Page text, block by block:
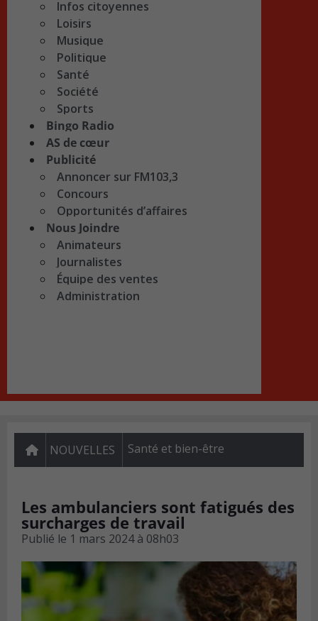
Infos citoyennes
Loisirs
Musique
Politique
Santé
Société
Sports
Bingo Radio
AS de cœur
Publicité
Annoncer sur FM103,3
Concours
Opportunités d’affaires
Nous Joindre
Animateurs
Journalistes
Équipe des ventes
Administration
NOUVELLES Santé et bien-être
Les ambulanciers sont fatigués des
surcharges de travail
Publié le 1 mars 2024 à 08h03